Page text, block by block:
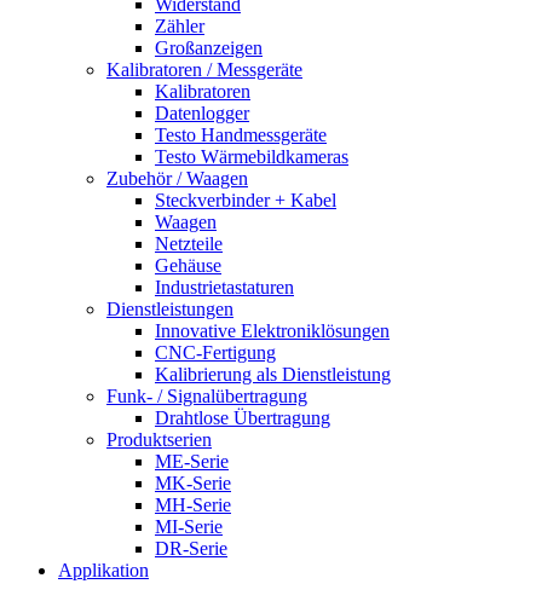
Widerstand
Zähler
Großanzeigen
Kalibratoren / Messgeräte
Kalibratoren
Datenlogger
Testo Handmessgeräte
Testo Wärmebildkameras
Zubehör / Waagen
Steckverbinder + Kabel
Waagen
Netzteile
Gehäuse
Industrietastaturen
Dienstleistungen
Innovative Elektroniklösungen
CNC-Fertigung
Kalibrierung als Dienstleistung
Funk- / Signalübertragung
Drahtlose Übertragung
Produktserien
ME-Serie
MK-Serie
MH-Serie
MI-Serie
DR-Serie
Applikation